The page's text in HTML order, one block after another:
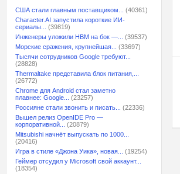
США стали главным поставщиком...
(40361)
Character.AI запустила короткие ИИ-
сериалы...
(39819)
Инженеры уложили HBM на бок —...
(39537)
Морские сражения, крупнейшая...
(33697)
Тысячи сотрудников Google требуют...
(28828)
Thermaltake представила блок питания,...
(26772)
Chrome для Android стал заметно
плавнее: Google...
(23257)
Россияне стали звонить и писать...
(22336)
Вышел релиз OpenIDE Pro —
корпоративной...
(20879)
Mitsubishi начнёт выпускать по 1000...
(20416)
Игра в стиле «Джона Уика», новая...
(19254)
Геймер отсудил у Microsoft свой аккаунт...
(18354)